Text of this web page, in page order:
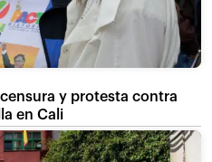
y protesta contra
en Cali